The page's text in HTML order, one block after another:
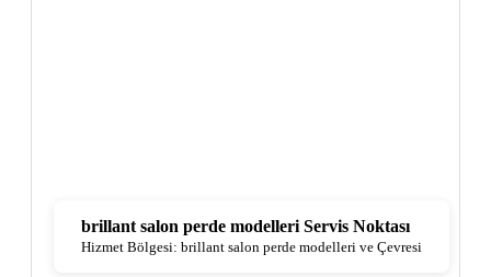
brillant salon perde modelleri Servis Noktası
Hizmet Bölgesi: brillant salon perde modelleri ve Çevresi